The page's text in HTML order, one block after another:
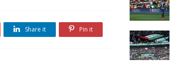
Share it Pin it